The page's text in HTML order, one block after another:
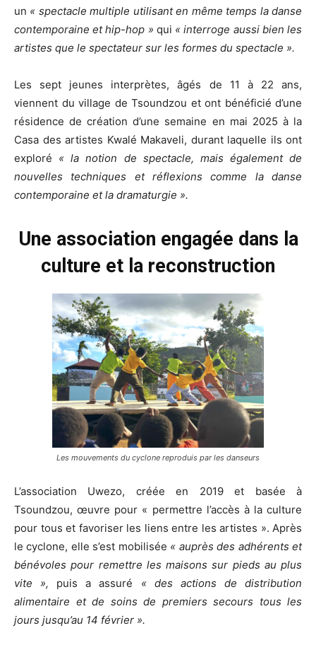
un « spectacle multiple utilisant en même temps la danse
contemporaine et hip-hop » qui « interroge aussi bien les
artistes que le spectateur sur les formes du spectacle ».
Les sept jeunes interprètes, âgés de 11 à 22 ans,
viennent du village de Tsoundzou et ont bénéficié d’une
résidence de création d’une semaine en mai 2025 à la
Casa des artistes Kwalé Makaveli, durant laquelle ils ont
exploré « la notion de spectacle, mais également de
nouvelles techniques et réflexions comme la danse
contemporaine et la dramaturgie ».
Une association engagée dans la
culture et la reconstruction
Les mouvements du cyclone reproduis par les danseurs
L’association Uwezo, créée en 2019 et basée à
Tsoundzou, œuvre pour « permettre l’accès à la culture
pour tous et favoriser les liens entre les artistes ». Après
le cyclone, elle s’est mobilisée « auprès des adhérents et
bénévoles pour remettre les maisons sur pieds au plus
vite », puis a assuré « des actions de distribution
alimentaire et de soins de premiers secours tous les
jours jusqu’au 14 février ».